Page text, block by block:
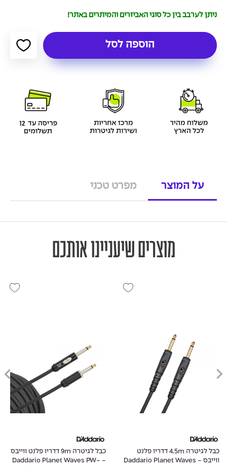
ניתן לערבב בין כל סוגי האביזרים והמיתרים באתר!
הוספה לסל
על המוצר מפרט טכני
מוצרים שיעניינו אותכם
כבל לגיטרה 4.5m דדריו פלנט
ווייבס - Daddario Planet Waves
כבל לגיטרה 9m דדריו פלנט ווייבס
- Daddario Planet Waves PW-